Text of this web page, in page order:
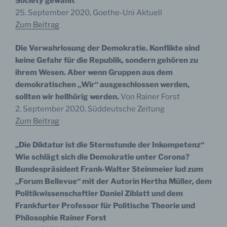
25. September 2020, Goethe-Uni Aktuell
Zum Beitrag
Die Verwahrlosung der Demokratie. Konflikte sind
keine Gefahr für die Republik, sondern gehören zu
ihrem Wesen. Aber wenn Gruppen aus dem
demokratischen „Wir“ ausgeschlossen werden,
sollten wir hellhörig werden. Von Rainer Forst
2. September 2020, Süddeutsche Zeitung
Zum Beitrag
„Die Diktatur ist die Sternstunde der Inkompetenz“
Wie schlägt sich die Demokratie unter Corona?
Bundespräsident Frank-Walter Steinmeier lud zum
„Forum Bellevue“ mit der Autorin Hertha Müller, dem
Politikwissenschaftler Daniel Ziblatt und dem
Frankfurter Professor für Politische Theorie und
Philosophie Rainer Forst
personenbezogene Daten von dem für die Verarbeitung
Verantwortlichen verarbeitet werden.
c) Verarbeitung
Verarbeitung ist jeder mit oder ohne Hilfe
automatisierter Verfahren ausgeführte Vorgang oder
jede solche Vorgangsreihe im Zusammenhang mit
personenbezogenen Daten wie das Erheben, das
Erfassen, die Organisation, das Ordnen, die
Speicherung, die Anpassung oder Veränderung, das
andere Form der Bereitstellung, den Abgleich oder die
Verknüpfung, die Einschränkung, das Löschen oder die
Vernichtung.
d) Einschränkung der Verarbeitung